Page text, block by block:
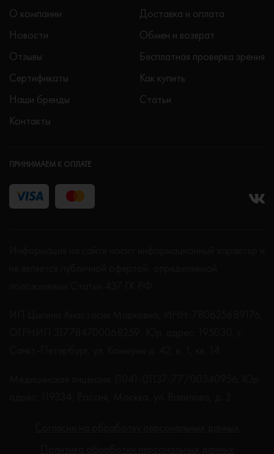
О компании
Новости
Отзывы
Сертификаты
Наши бренды
Контакты
Доставка и оплата
Обмен и возврат
Бесплатная проверка зрения
Как купить
Статьи
ПРИНИМАЕМ К ОПЛАТЕ